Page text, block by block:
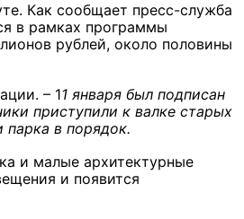
Как сообщает пресс-служба
в рамках программы
рублей, около половины
– 11 января был подписан
приступили к валке старых
парка в порядок.
и малые архитектурные
и появится